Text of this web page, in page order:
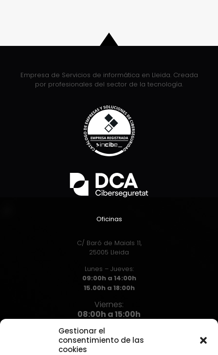
Gestionar el
consentimiento de las
cookies
Empresa de Servicios de informática en Lleida. Creada
por profesionales del sector de la tecnología.
Oficinas
C/ Baró de Maials 11,
25005 Lleida
Lunes – Jueves:
09:00h a 14:00h
15.00h a 18:00h
Viernes:
08:00h a 15:00h